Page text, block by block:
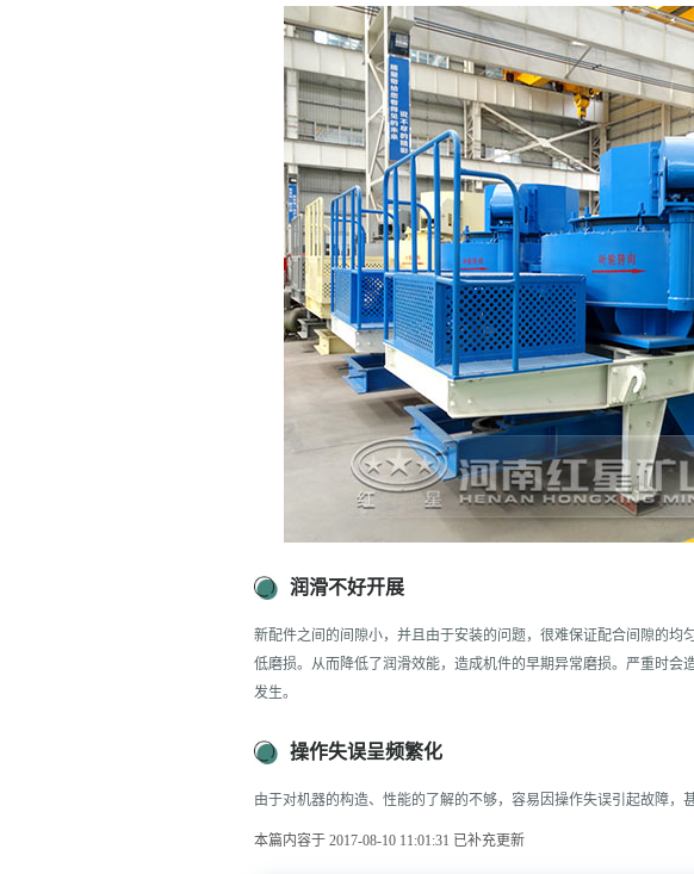
润滑不好开展
新配件之间的间隙小，并且由于安装的问题，很难保证配合间隙的均
低磨损。从而降低了润滑效能，造成机件的早期异常磨损。严重时会
发生。
操作失误呈频繁化
由于对机器的构造、性能的了解的不够，容易因操作失误引起故障，
本篇内容于 2017-08-10 11:01:31 已补充更新